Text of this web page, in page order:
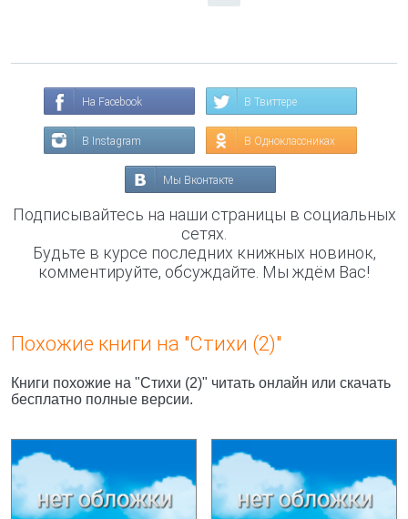
На Facebook В Твиттере
В Instagram В Одноклассниках
Мы Вконтакте
Подписывайтесь на наши страницы в социальных
сетях.
Будьте в курсе последних книжных новинок,
комментируйте, обсуждайте. Мы ждём Вас!
Похожие книги на "Стихи (2)"
Книги похожие на "Стихи (2)" читать онлайн или скачать
бесплатно полные версии.